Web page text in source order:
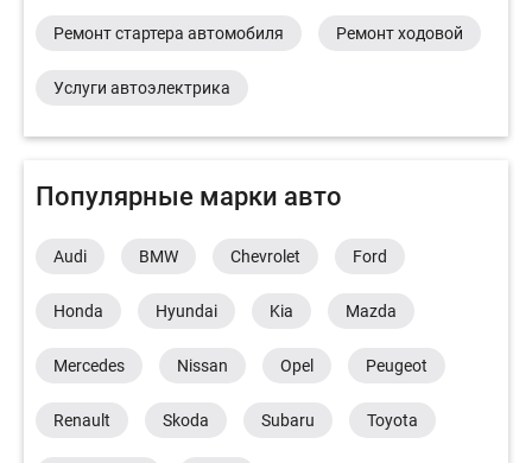
Ремонт стартера автомобиля Ремонт ходовой
Услуги автоэлектрика
Популярные марки авто
Audi BMW Chevrolet Ford
Honda Hyundai Kia Mazda
Mercedes Nissan Opel Peugeot
Renault Skoda Subaru Toyota